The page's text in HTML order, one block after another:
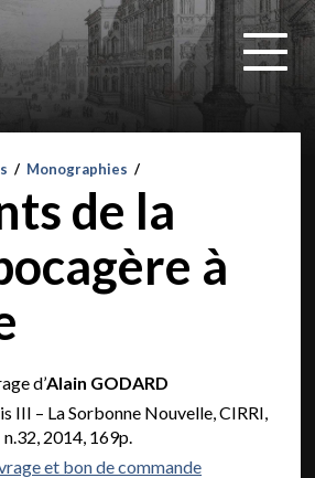
/ Monographies /
de la
à
d’Alain GODARD
III – La Sorbonne Nouvelle, CIRRI,
n.32, 2014, 169p.
et bon de commande